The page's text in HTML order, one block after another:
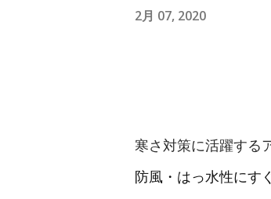
2月 07, 2020
寒さ対策に活躍する
防風・はっ水性にす